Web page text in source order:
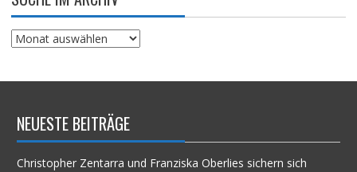
Suche
NEUESTE BEITRÄGE
Christopher Zentarra und Franziska Oberlies sichern sich